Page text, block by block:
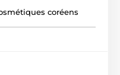
coréens